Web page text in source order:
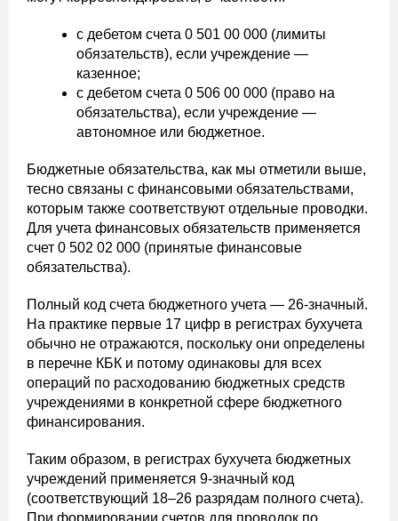
с дебетом счета 0 501 00 000 (лимиты
обязательств), если учреждение —
казенное;
с дебетом счета 0 506 00 000 (право на
обязательства), если учреждение —
автономное или бюджетное.
Бюджетные обязательства, как мы отметили выше,
тесно связаны с финансовыми обязательствами,
которым также соответствуют отдельные проводки.
Для учета финансовых обязательств применяется
счет 0 502 02 000 (принятые финансовые
обязательства).
Полный код счета бюджетного учета — 26-значный.
На практике первые 17 цифр в регистрах бухучета
обычно не отражаются, поскольку они определены
в перечне КБК и потому одинаковы для всех
операций по расходованию бюджетных средств
учреждениями в конкретной сфере бюджетного
финансирования.
Таким образом, в регистрах бухучета бюджетных
учреждений применяется 9-значный код
(соответствующий 18–26 разрядам полного счета).